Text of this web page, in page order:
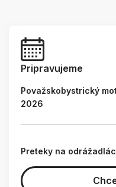
Pripravujeme
Považskobystrický
2026
Preteky na